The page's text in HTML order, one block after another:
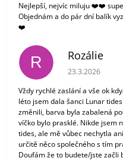
Nejlepší, nejvíc miluju ❤️❤️
Objednám a do pár dní balík
❤️
R Rozálie
Hodnocení
23.3.2026
Vždy rychlé zaslání a vše ok
léto jsem dala šanci Lunar
změnili, barva byla zabalená
víčko bylo prasklé. Nikde jsem
tides, ale mě vůbec nechytla
určitě něco společného s tím
Doufám že to budete/jste začli